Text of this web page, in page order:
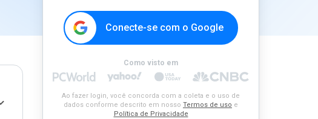
Conecte-se com o Google
Como visto em
Ao fazer login, você concorda com a coleta e o uso de
dados conforme descrito em nosso Termos de uso e
Política de Privacidade